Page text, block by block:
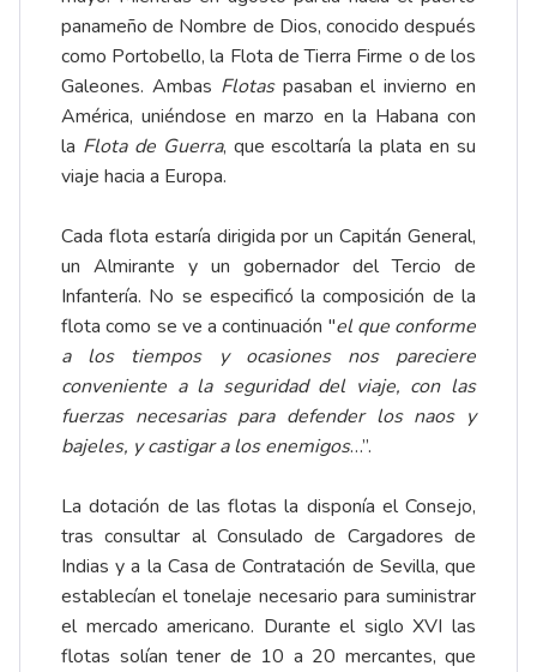
panameño de Nombre de Dios, conocido después
como Portobello, la Flota de Tierra Firme o de los
Galeones. Ambas Flotaspasaban el invierno en
América, uniéndose en marzo en la Habana con
la Flota de Guerra, que escoltaría la plata en su
viaje hacia a Europa.
Cada flota estaría dirigida por un Capitán General,
un Almirante y un gobernador del Tercio de
Infantería. No se especificó la composición de la
flota como se ve a continuación "el que conforme
a los tiempos y ocasiones nos pareciere
conveniente a la seguridad del viaje, con las
fuerzas necesarias para defender los naos y
bajeles, y castigar a los enemigos…”.
La dotación de las flotas la disponía el Consejo,
tras consultar al Consulado de Cargadores de
Indias y a la Casa de Contratación de Sevilla, que
establecían el tonelaje necesario para suministrar
el mercado americano. Durante el siglo XVI las
flotas solían tener de 10 a 20 mercantes, que